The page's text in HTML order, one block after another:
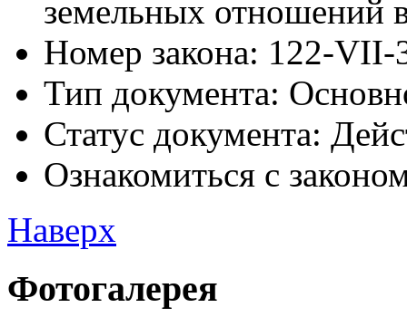
земельных отношений
Номер закона: 122-VII-
Тип документа:
Статус документа:
Ознакомиться с
Наверх
Фотогалерея